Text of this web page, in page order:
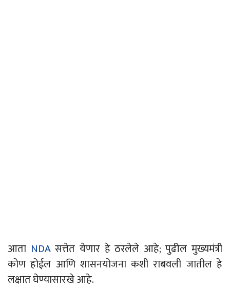
आता NDA सत्तेत येणार हे ठरलेले आहे; पुढील मुख्यमंत्री
कोण होईल आणि शासनयोजना कशी राबवली जातील हे
लक्षात घेण्यासारखे आहे.